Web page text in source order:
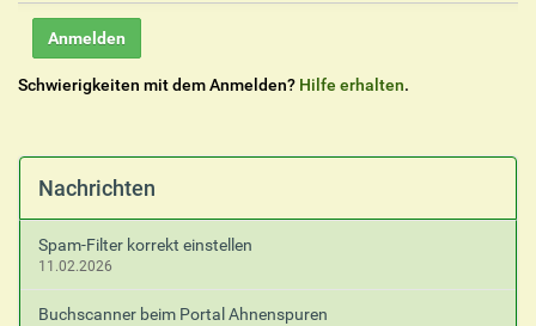
Schwierigkeiten mit dem Anmelden? Hilfe erhalten.
Nachrichten
Spam-Filter korrekt einstellen
11.02.2026
Buchscanner beim Portal Ahnenspuren